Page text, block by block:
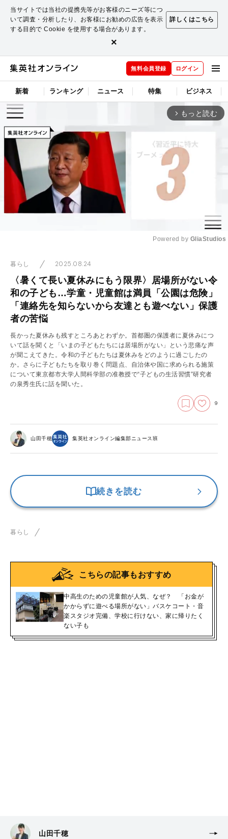
当サイトでは当社の提携先等がお客様のニーズ等につ
いて調査・分析したり、お客様にお勧めの広告を表示
する目的で Cookie を使用する場合があります。
詳しくはこちら
×
無料会員登録 ログイン
新着 ランキング ニュース 特集 ビジネス
arrow_forward_ios もっと読む
Powered by GliaStudios
暮らし 2025.08.24
〈暑くて長い夏休みにもう限界〉居場所がない令
和の子ども…学童・児童館は満員「公園は危険」
「連絡先を知らないから友達とも遊べない」保護
者の苦悩
長かった夏休みも残すところあとわずか。首都圏の保護者に夏休みにつ
いて話を聞くと「いまの子どもたちには居場所がない」という悲痛な声
が聞こえてきた。令和の子どもたちは夏休みをどのように過ごしたの
か。さらに子どもたちを取り巻く問題点、自治体や国に求められる施策
について東京都市大学人間科学部の准教授で“子どもの生活習慣”研究者
の泉秀生氏に話を聞いた。
9
山田千穂 集英社オンライン編集部ニュース班
続きを読む
暮らし
こちらの記事もおすすめ
中高生のための児童館が人気、なぜ？ 「お金が
かからずに遊べる場所がない」バスケコート・音
楽スタジオ完備、学校に行けない、家に帰りたく
ない子も
山田千穂